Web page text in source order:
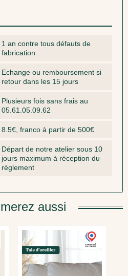
1 an contre tous défauts de
fabrication
Echange ou remboursement si
retour dans les 15 jours
Plusieurs fois sans frais au
05.61.05.09.62
8.5€, franco à partir de 500€
Départ de notre atelier sous 10
jours maximum à réception du
règlement
aussi